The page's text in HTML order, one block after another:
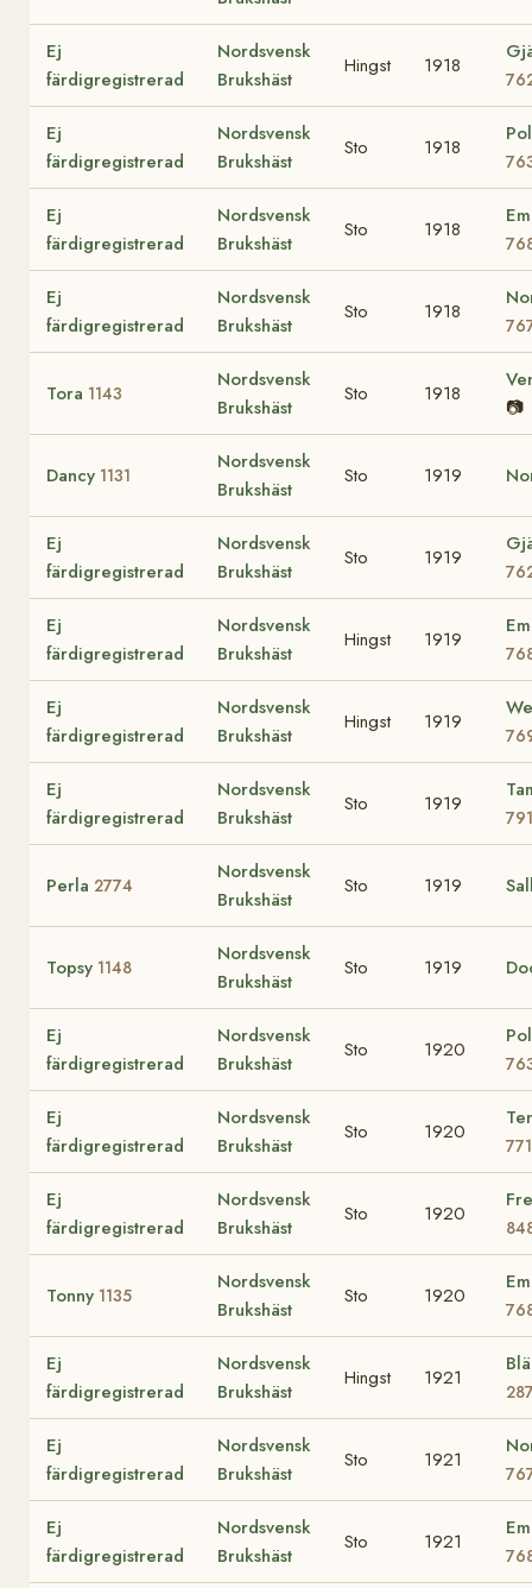
Ej
färdigregistrerad
Nordsvensk
Brukshäst
Hingst 1918
Ej
färdigregistrerad
Nordsvensk
Brukshäst
Sto 1918
Ej
färdigregistrerad
Nordsvensk
Brukshäst
Sto 1918
Ej
färdigregistrerad
Nordsvensk
Brukshäst
Sto 1918
Tora 1143
Nordsvensk
Brukshäst
Sto 1918
📷
Dancy 1131
Nordsvensk
Brukshäst
Sto 1919
Ej
färdigregistrerad
Nordsvensk
Brukshäst
Sto 1919
Ej
färdigregistrerad
Nordsvensk
Brukshäst
Hingst 1919
Ej
färdigregistrerad
Nordsvensk
Brukshäst
Hingst 1919
Ej
färdigregistrerad
Nordsvensk
Brukshäst
Sto 1919
791
Perla 2774
Nordsvensk
Brukshäst
Sto 1919
Topsy 1148
Nordsvensk
Brukshäst
Sto 1919
Ej
färdigregistrerad
Nordsvensk
Brukshäst
Sto 1920
Ej
färdigregistrerad
Nordsvensk
Brukshäst
Sto 1920
771
Ej
färdigregistrerad
Nordsvensk
Brukshäst
Sto 1920
Tonny 1135
Nordsvensk
Brukshäst
Sto 1920
Ej
färdigregistrerad
Nordsvensk
Brukshäst
Hingst 1921
Ej
färdigregistrerad
Nordsvensk
Brukshäst
Sto 1921
Ej
färdigregistrerad
Nordsvensk
Brukshäst
Sto 1921